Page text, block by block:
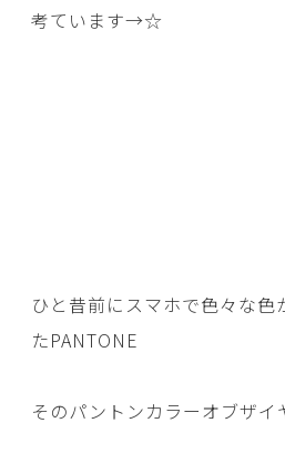
考ています→☆
ひと昔前にスマホで色々な色
たPANTONE
そのパントンカラーオブザイ